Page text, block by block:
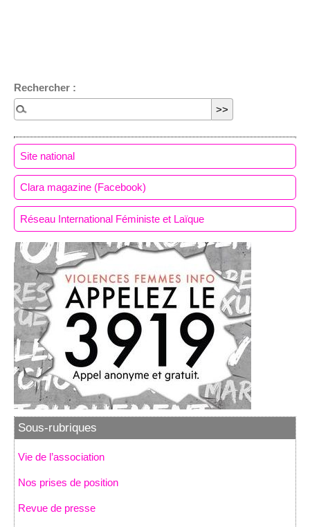
Rechercher :
Site national
Clara magazine (Facebook)
Réseau International Féministe et Laïque
Sous-rubriques
Vie de l’association
Nos prises de position
Revue de presse